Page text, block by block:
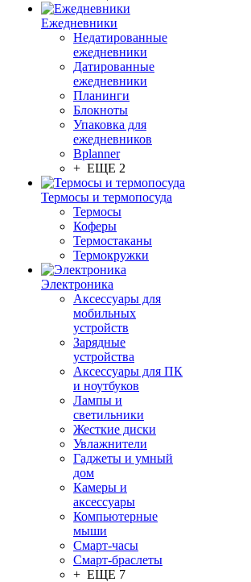
Ежедневники
Недатированные
ежедневники
Датированные
ежедневники
Планинги
Блокноты
Упаковка для
ежедневников
Bplanner
+ ЕЩЕ 2
Термосы и термопосуда
Термосы
Коферы
Термостаканы
Термокружки
Электроника
Аксессуары для
мобильных
устройств
Зарядные
устройства
Аксессуары для ПК
и ноутбуков
Лампы и
светильники
Жесткие диски
Увлажнители
Гаджеты и умный
дом
Камеры и
аксессуары
Компьютерные
мыши
Смарт-часы
Смарт-браслеты
+ ЕЩЕ 7